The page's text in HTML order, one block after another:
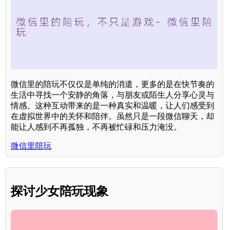
微信里的陪玩不仅仅是单纯的消遣，更多的是在快节奏的
生活中寻找一个安静的角落，与朋友或陌生人分享心灵与
情感。这种互动带来的是一种真实和温暖，让人们感受到
在虚拟世界中的关怀和陪伴。虽然只是一段微信聊天，却
能让人感到不再孤独，不再被忙碌和压力淹没。
微信里陪玩
探讨少女陪玩现象